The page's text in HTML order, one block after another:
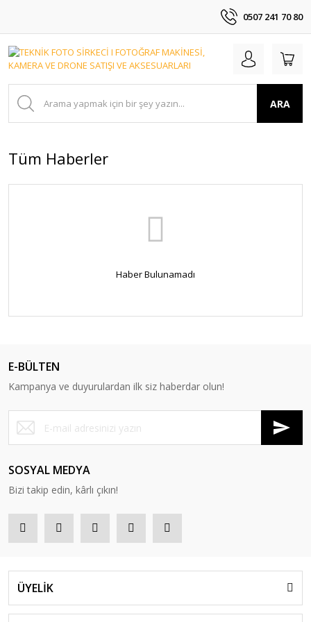
0507 241 70 80
ARA
Tüm Haberler
Haber Bulunamadı
E-BÜLTEN
Kampanya ve duyurulardan ilk siz haberdar olun!
SOSYAL MEDYA
Bizi takip edin, kârlı çıkın!
ÜYELİK